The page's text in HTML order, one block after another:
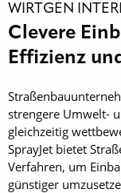
WIRTGEN
Clevere
Effizienz
strengere Umwelt-
gleichzeitig
SprayJet bietet
Verfahren, um
günstiger